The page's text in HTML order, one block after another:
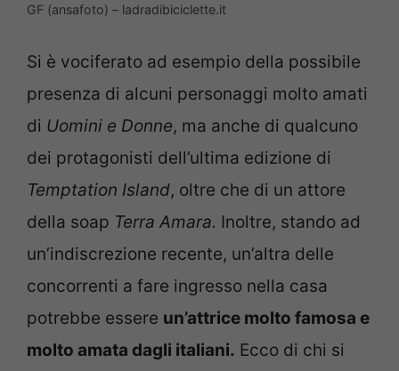
GF (ansafoto) – ladradibiciclette.it
Si è vociferato ad esempio della possibile
presenza di alcuni personaggi molto amati
di Uomini e Donne, ma anche di qualcuno
dei protagonisti dell’ultima edizione di
Temptation Island, oltre che di un attore
della soap Terra Amara. Inoltre, stando ad
un’indiscrezione recente, un’altra delle
concorrenti a fare ingresso nella casa
potrebbe essere un’attrice molto famosa e
molto amata dagli italiani. Ecco di chi si